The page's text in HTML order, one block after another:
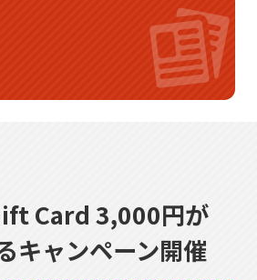
者さまの声
Card 3,000円が
キャンペーン開催